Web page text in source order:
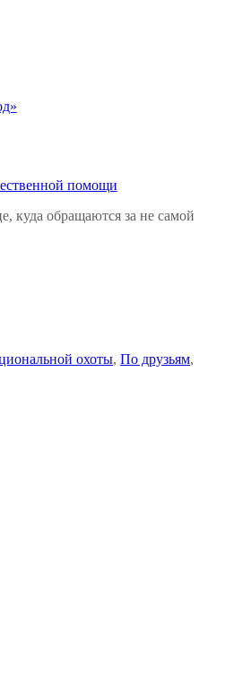
помощи
куда обращаются за не самой
охоты, По друзьям,